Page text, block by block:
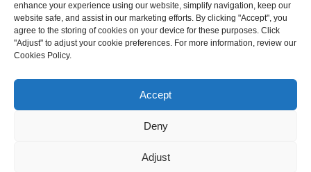
Discutez avec nous maintenant
ENTRER EN CONTACT
Pour toute question concernant nos produits ou nos tarifs, veuillez
DEMANDEZ UN DEVIS DÈS MAINTENANT
SUIVEZ-NOUS SUR LES RÉSEAUX SOCIAUX
enhance your experience using our website, simplify navigation, keep our
website safe, and assist in our marketing efforts. By clicking "Accept", you
agree to the storing of cookies on your device for these purposes. Click
"Adjust" to adjust your cookie preferences. For more information, review our
Cookies Policy.
Accept
Deny
Adjust